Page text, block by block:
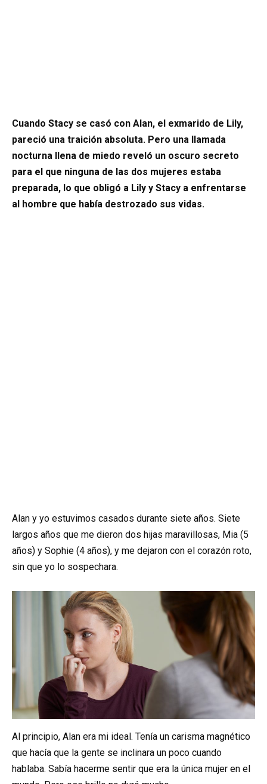
Cuando Stacy se casó con Alan, el exmarido de Lily,
pareció una traición absoluta. Pero una llamada
nocturna llena de miedo reveló un oscuro secreto
para el que ninguna de las dos mujeres estaba
preparada, lo que obligó a Lily y Stacy a enfrentarse
al hombre que había destrozado sus vidas.
Alan y yo estuvimos casados durante siete años. Siete
largos años que me dieron dos hijas maravillosas, Mia (5
años) y Sophie (4 años), y me dejaron con el corazón roto,
sin que yo lo sospechara.
Al principio, Alan era mi ideal. Tenía un carisma magnético
que hacía que la gente se inclinara un poco cuando
hablaba. Sabía hacerme sentir que era la única mujer en el